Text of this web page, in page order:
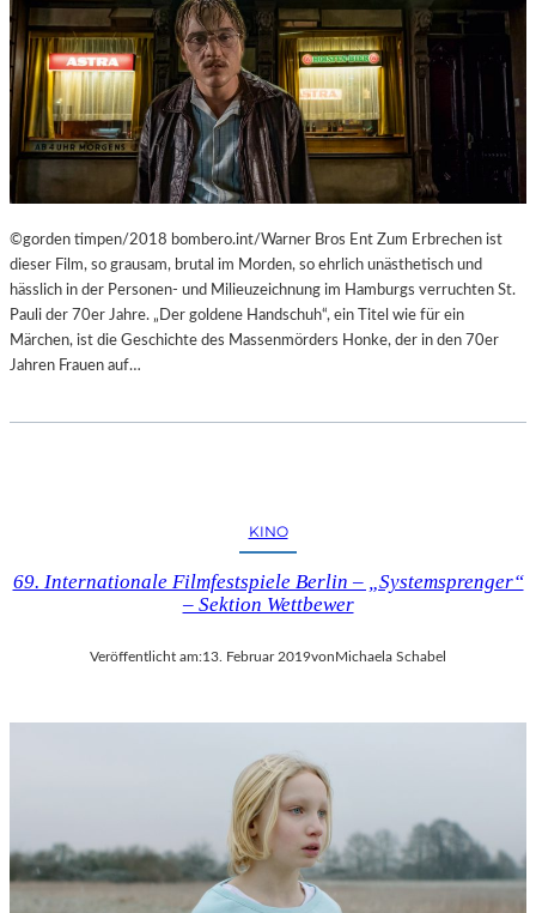
M
A
G
E
©gorden timpen/2018 bombero.int/Warner Bros Ent Zum Erbrechen ist
dieser Film, so grausam, brutal im Morden, so ehrlich unästhetisch und
hässlich in der Personen- und Milieuzeichnung im Hamburgs verruchten St.
Pauli der 70er Jahre. „Der goldene Handschuh“, ein Titel wie für ein
Märchen, ist die Geschichte des Massenmörders Honke, der in den 70er
Jahren Frauen auf…
KINO
69. Internationale Filmfestspiele Berlin – „Systemsprenger“
– Sektion Wettbewer
Veröffentlicht am:13. Februar 2019von Michaela Schabel